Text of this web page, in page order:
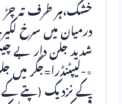
خشک،ہر طرف تہ
درمیان میں سرخ
شدید جلن دار بے
٭-لیپٹنڈرا=جگر میں
کے نزدیک (پتے